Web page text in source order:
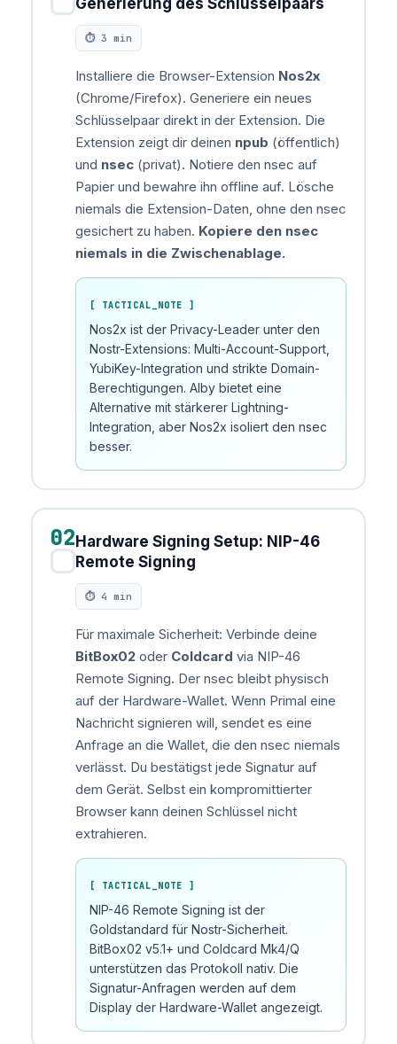
Generierung des Schlüsselpaars
⏱ 3 min
Installiere die Browser-Extension Nos2x
(Chrome/Firefox). Generiere ein neues
Schlüsselpaar direkt in der Extension. Die
Extension zeigt dir deinen npub (öffentlich)
und nsec (privat). Notiere den nsec auf
Papier und bewahre ihn offline auf. Lösche
niemals die Extension-Daten, ohne den nsec
gesichert zu haben. Kopiere den nsec
niemals in die Zwischenablage.
[ TACTICAL_NOTE ]
Nos2x ist der Privacy-Leader unter den
Nostr-Extensions: Multi-Account-Support,
YubiKey-Integration und strikte Domain-
Berechtigungen. Alby bietet eine
Alternative mit stärkerer Lightning-
Integration, aber Nos2x isoliert den nsec
besser.
02 Hardware Signing Setup: NIP-46
Remote Signing
⏱ 4 min
Für maximale Sicherheit: Verbinde deine
BitBox02 oder Coldcard via NIP-46
Remote Signing. Der nsec bleibt physisch
auf der Hardware-Wallet. Wenn Primal eine
Nachricht signieren will, sendet es eine
Anfrage an die Wallet, die den nsec niemals
verlässt. Du bestätigst jede Signatur auf
dem Gerät. Selbst ein kompromittierter
Browser kann deinen Schlüssel nicht
extrahieren.
[ TACTICAL_NOTE ]
NIP-46 Remote Signing ist der
Goldstandard für Nostr-Sicherheit.
BitBox02 v5.1+ und Coldcard Mk4/Q
unterstützen das Protokoll nativ. Die
Signatur-Anfragen werden auf dem
Display der Hardware-Wallet angezeigt.